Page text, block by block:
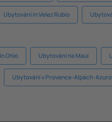
Ubytování in Velez Rubio
Ohio Ubytování na Maui
Ubytování v Provence-Alpách-